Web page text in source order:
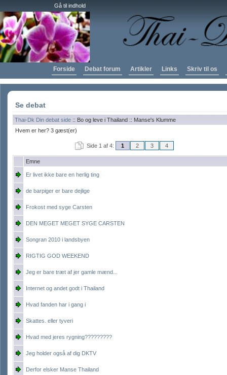
Gå til indhold
Forside Debat forum Artikler Links Skriv til os
Se debat
Thai-Dk Din debat side :: Bo og leve i Thailand :: Manse's Klumme
Hvem er her? 3 gæst(er)
Side 1 af 4: 1 2 3 4
Emne
Er livet ikke bare en herlig ting
de barpiger er bare dejlige
Frokost med syge Carsten
DEN MEGET MEGET SYGE CARSTEN
Songran 2010 i landsbyen
RIGTIG GOD WEEKEND
Jeg er bare træt af jer gamle mænd...
Internet og andet godt i Thailand
Hvad fanden har i gang i
Skattes. eller tyveri
Hvad med jeres rygning?????????
Jeg holder også af dig DKTV
Derfor elsker Manse Thailand